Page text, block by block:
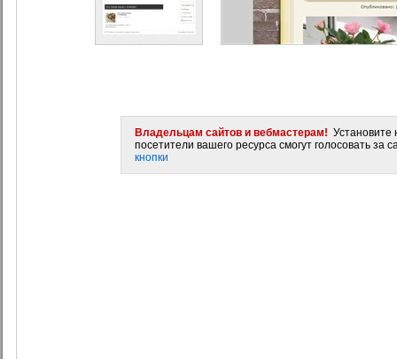
Владельцам сайтов и вебмастерам! Установите
посетители вашего ресурса смогут голосовать за
кнопки